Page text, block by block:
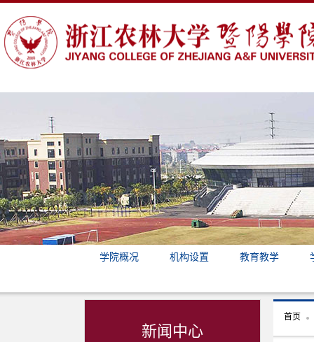
学院概况 机构设置 教育教学
新闻中心
首页